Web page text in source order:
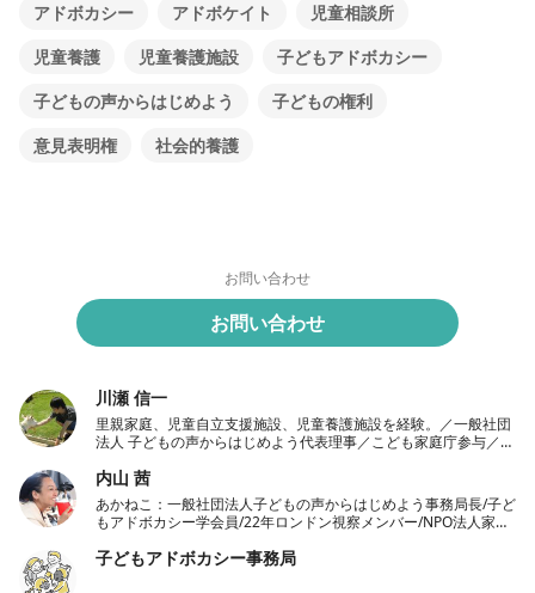
アドボカシー アドボケイト
児童相談所
児童養護
児童養護施設
子どもアドボカシー
子どもの声からはじめよう
子どもの権利
意見表明権
社会的養護
お問い合わせ
お問い合わせ
川瀬 信一
里親家庭、児童自立支援施設、児童養護施設を経験。／一般社団
法人 子どもの声からはじめよう代表理事／こども家庭庁参与／千
内山 茜
あかねこ：一般社団法人子どもの声からはじめよう事務局長/子ど
もアドボカシー学会員/22年ロンドン視察メンバー/NPO法人家庭
子どもアドボカシー事務局